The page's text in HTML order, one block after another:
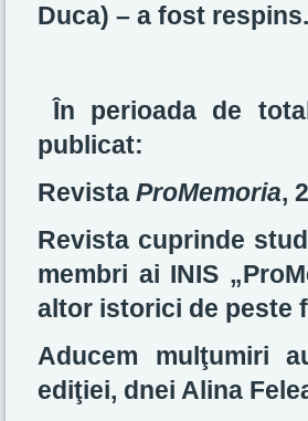
Duca) – a fost respins.
În perioada de
publicat:
Revista ProMemoria,
Revista cuprinde
membri ai INIS
altor istorici de peste
Aducem mulţumiri
ediţiei, dnei Alina